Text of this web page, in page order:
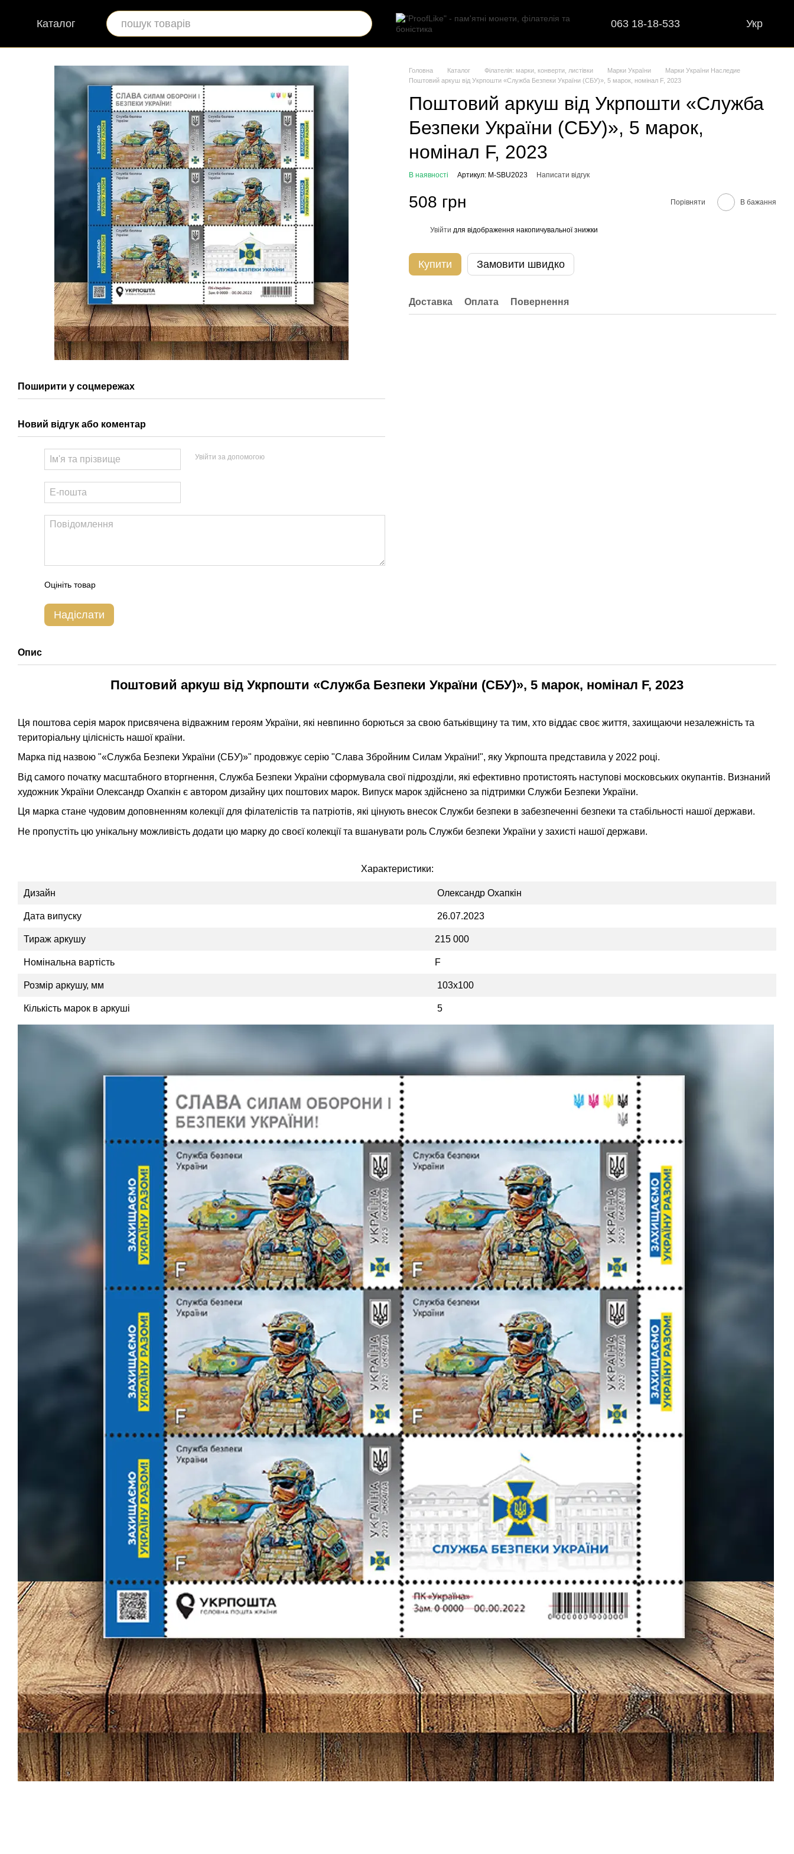
Перейти до основного контенту
Каталог 063 18-18-533 Укр
Поширити у соцмережах
Новий відгук або коментар
Увійти за допомогою
Оцініть товар
Надіслати
Головна Каталог Філателія: марки, конверти, листівки Марки України
Марки України Наследие
Поштовий аркуш від Укрпошти «Служба Безпеки України (СБУ)», 5 марок, номінал F, 2023
Поштовий аркуш від Укрпошти «Служба
Безпеки України (СБУ)», 5 марок,
номінал F, 2023
В наявності Артикул: M-SBU2023 Написати відгук
508 грн Порівняти В бажання
Увійти для відображення накопичувальної знижки
Купити Замовити швидко
Доставка Оплата Повернення
Опис
Поштовий аркуш від Укрпошти «Служба Безпеки України (СБУ)», 5 марок, номінал F, 2023
Ця поштова серія марок присвячена відважним героям України, які невпинно борються за свою батьківщину та тим, хто віддає своє життя, захищаючи незалежність та
територіальну цілісність нашої країни.
Марка під назвою "«Служба Безпеки України (СБУ)»" продовжує серію "Слава Збройним Силам України!", яку Укрпошта представила у 2022 році.
Від самого початку масштабного вторгнення, Служба Безпеки України сформувала свої підрозділи, які ефективно протистоять наступові московських окупантів. Визнаний
художник України Олександр Охапкін є автором дизайну цих поштових марок. Випуск марок здійснено за підтримки Служби Безпеки України.
Ця марка стане чудовим доповненням колекції для філателістів та патріотів, які цінують внесок Служби безпеки в забезпеченні безпеки та стабільності нашої держави.
Не пропустіть цю унікальну можливість додати цю марку до своєї колекції та вшанувати роль Служби безпеки України у захисті нашої держави.
Характеристики:
Дизайн Олександр Охапкін
Дата випуску 26.07.2023
Тираж аркушу 215 000
Номінальна вартість F
Розмір аркушу, мм 103х100
Кількість марок в аркуші 5